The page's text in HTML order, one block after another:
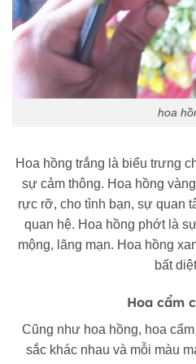
hoa
Hoa hồng trắng là biểu trưng
sự cảm thông. Hoa hồng
rực rỡ, cho tình bạn, sự quan
quan hệ. Hoa hồng phớt là
mộng, lãng mạn. Hoa hồng
bất
Hoa cẩm
Cũng như hoa hồng, hoa
sắc khác nhau và mỗi màu